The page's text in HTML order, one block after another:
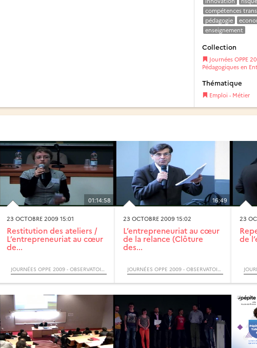
compétences
pédagogie
enseignement
Collection
Journées OPPE
Pédagogiques en
Thématique
Emploi - Métier
01:14:58
23 OCTOBRE 2009 15:01
Restitution des ateliers /
L’entrepreneuriat au cœur
de...
JOURNÉES OPPE 2009 - OBSERVATOIRE DES PRATIQUES PÉDAGOGIQUES EN ENTREPRENEURIAT (COLLOQUE)
16:49
23 OCTOBRE 2009 15:02
L’entrepreneuriat au cœur
de la relance (Clôture
des...
JOURNÉES OPPE 2009 - OBSERVATOIRE DES PRATIQUES PÉDAGOGIQUES EN ENTREPRENEURIAT (COLLOQUE)
23
de